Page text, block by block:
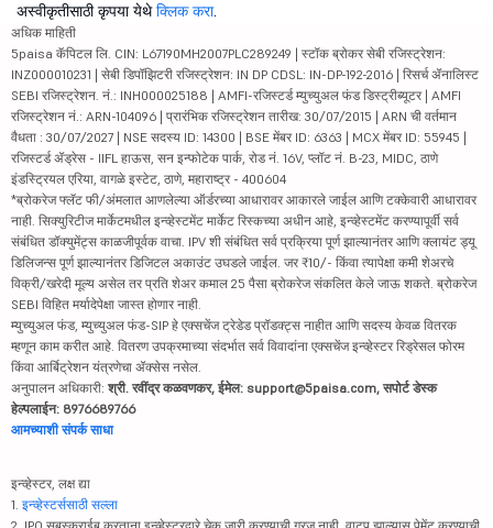
अस्वीकृतीसाठी कृपया येथेक्लिक करा.
अधिक माहिती
5paisa कॅपिटल लि. CIN: L67190MH2007PLC289249 | स्टॉक ब्रोकर सेबी रजिस्ट्रेशन:
INZ000010231 | सेबी डिपॉझिटरी रजिस्ट्रेशन: IN DP CDSL: IN-DP-192-2016 | रिसर्च ॲनालिस्ट
SEBI रजिस्ट्रेशन. नं.: INH000025188 | AMFI-रजिस्टर्ड म्युच्युअल फंड डिस्ट्रीब्यूटर | AMFI
रजिस्ट्रेशन नं.: ARN-104096 | प्रारंभिक रजिस्ट्रेशन तारीख: 30/07/2015 | ARN ची वर्तमान
वैधता : 30/07/2027 | NSE सदस्य ID: 14300 | BSE मेंबर ID: 6363 | MCX मेंबर ID: 55945 |
रजिस्टर्ड ॲड्रेस - IIFL हाऊस, सन इन्फोटेक पार्क, रोड नं. 16V, प्लॉट नं. B-23, MIDC, ठाणे
इंडस्ट्रियल एरिया, वागळे इस्टेट, ठाणे, महाराष्ट्र - 400604
*ब्रोकरेज फ्लॅट फी/अंमलात आणलेल्या ऑर्डरच्या आधारावर आकारले जाईल आणि टक्केवारी आधारावर
नाही. सिक्युरिटीज मार्केटमधील इन्व्हेस्टमेंट मार्केट रिस्कच्या अधीन आहे, इन्व्हेस्टमेंट करण्यापूर्वी सर्व
संबंधित डॉक्युमेंट्स काळजीपूर्वक वाचा. IPV शी संबंधित सर्व प्रक्रिया पूर्ण झाल्यानंतर आणि क्लायंट ड्यू
डिलिजन्स पूर्ण झाल्यानंतर डिजिटल अकाउंट उघडले जाईल. जर ₹10/- किंवा त्यापेक्षा कमी शेअरचे
विक्री/खरेदी मूल्य असेल तर प्रति शेअर कमाल 25 पैसा ब्रोकरेज संकलित केले जाऊ शकते. ब्रोकरेज
SEBI विहित मर्यादेपेक्षा जास्त होणार नाही.
म्युच्युअल फंड, म्युच्युअल फंड-SIP हे एक्सचेंज ट्रेडेड प्रॉडक्ट्स नाहीत आणि सदस्य केवळ वितरक
म्हणून काम करीत आहे. वितरण उपक्रमाच्या संदर्भात सर्व विवादांना एक्सचेंज इन्व्हेस्टर रिड्रेसल फोरम
किंवा आर्बिट्रेशन यंत्रणेचा ॲक्सेस नसेल.
अनुपालन अधिकारी: श्री. रवींद्र कळवणकर, ईमेल: support@5paisa.com, सपोर्ट डेस्क
हेल्पलाईन: 8976689766
आमच्याशी संपर्क साधा
इन्व्हेस्टर, लक्ष द्या
1. इन्व्हेस्टर्ससाठी सल्ला